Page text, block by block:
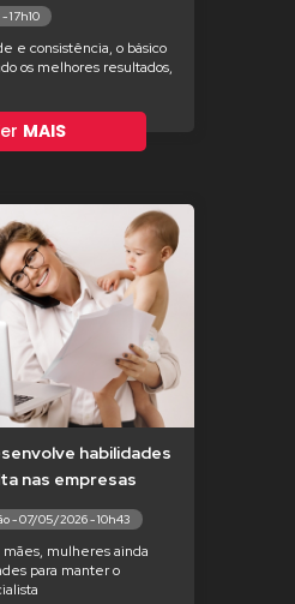
17h10
e consistência, o básico
os melhores resultados,
MAIS
habilidades
nas empresas
- 07/05/2026 - 10h43
mães, mulheres ainda
para manter o